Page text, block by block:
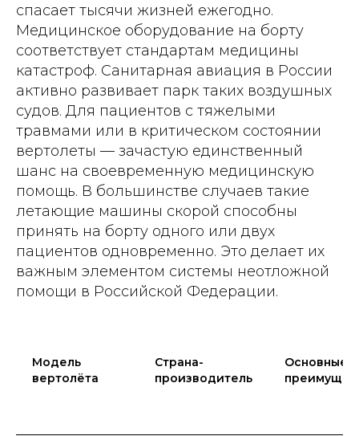
спасает тысячи жизней ежегодно.
Медицинское оборудование на борту
соответствует стандартам медицины
катастроф. Санитарная авиация в России
активно развивает парк таких воздушных
судов. Для пациентов с тяжелыми
травмами или в критическом состоянии
вертолеты — зачастую единственный
шанс на своевременную медицинскую
помощь. В большинстве случаев такие
летающие машины скорой способны
принять на борту одного или двух
пациентов одновременно. Это делает их
важным элементом системы неотложной
помощи в Российской Федерации.
Модель
вертолёта
Страна-
производитель
Основные